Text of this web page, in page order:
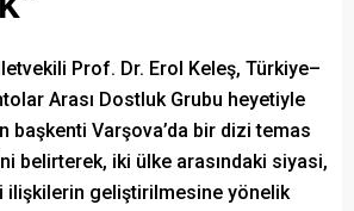
Prof. Dr. Erol Keleş, Türkiye–
Arası Dostluk Grubu heyetiyle
başkenti Varşova’da bir dizi temas
belirterek, iki ülke arasındaki siyasi,
ilişkilerin geliştirilmesine yönelik